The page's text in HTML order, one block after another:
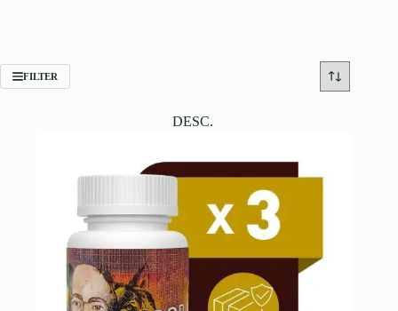
FILTER
DESC.